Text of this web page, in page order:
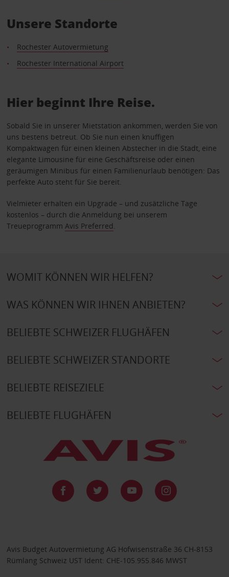
Unsere Standorte
Rochester Autovermietung
Rochester International Airport
Hier beginnt Ihre Reise.
Sobald Sie in unserer Mietstation ankommen, werden Sie von
uns bestens betreut. Ob Sie nun einen knuffigen
Kompaktwagen für einen kleinen Abstecher in die Stadt, eine
elegante Limousine für eine Geschäftsreise oder einen
geräumigen Minibus für einen Familienurlaub benötigen: Das
perfekte Auto steht für Sie bereit.
Vielmieter erhalten ein Upgrade – und zusätzliche Tage
kostenlos – durch die Anmeldung bei unserem
Treueprogramm Avis Preferred
WOMIT KÖNNEN WIR HELFEN?
WAS KÖNNEN WIR IHNEN ANBIETEN?
BELIEBTE SCHWEIZER FLUGHÄFEN
BELIEBTE SCHWEIZER STANDORTE
BELIEBTE REISEZIELE
BELIEBTE FLUGHÄFEN
Avis Budget Autovermietung AG Hofwisenstraße 36 CH-8153
Rümlang Schweiz UST Ident: CHE-105.955.846 MWST